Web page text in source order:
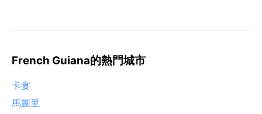
French Guiana的熱門城市
卡宴
馬圖里